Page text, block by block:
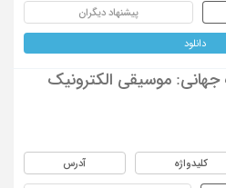
پیشنهاد دیگران
دانلود
جهانی: موسیقی الکترونیک
کلیدواژه آدرس